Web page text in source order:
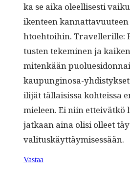
ka se aika oleel­lis­es­ti
iken­teen
h­toe­htoi­hin. Trav­el­ler­ille:
tusten tekem­i­nen ja
mitenkään
kaupungi­nosa-
il­i­jät täl­lai­sis­sa kohteis­sa
mieleen. Ei niin
jatkaan aina olisi olleet
valituskäyttäymisessään.
Vastaa